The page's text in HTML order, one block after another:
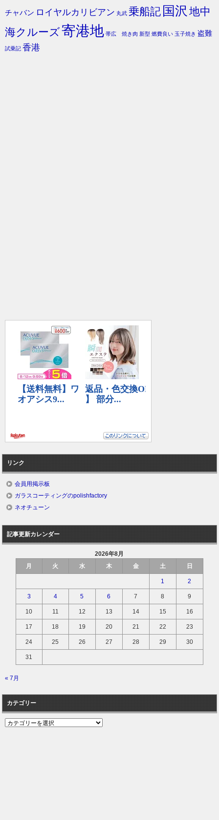
チャバン ロイヤルカリビアン 丸武 乗船記 国沢 地中
海クルーズ寄港地 帯広 焼き肉 新型 燃費良い 玉子焼き 盗難
試乗記 香港
リンク
会員用掲示板
ガラスコーティングのpolishfactory
ネオチューン
記事更新カレンダー
2026年8月
月
火 水 木 金 土 日
1 2
3 4 5 6 7 8 9
10 11 12 13 14 15 16
17 18 19 20 21 22 23
24 25 26 27 28 29 30
31
« 7月
カテゴリー
カ